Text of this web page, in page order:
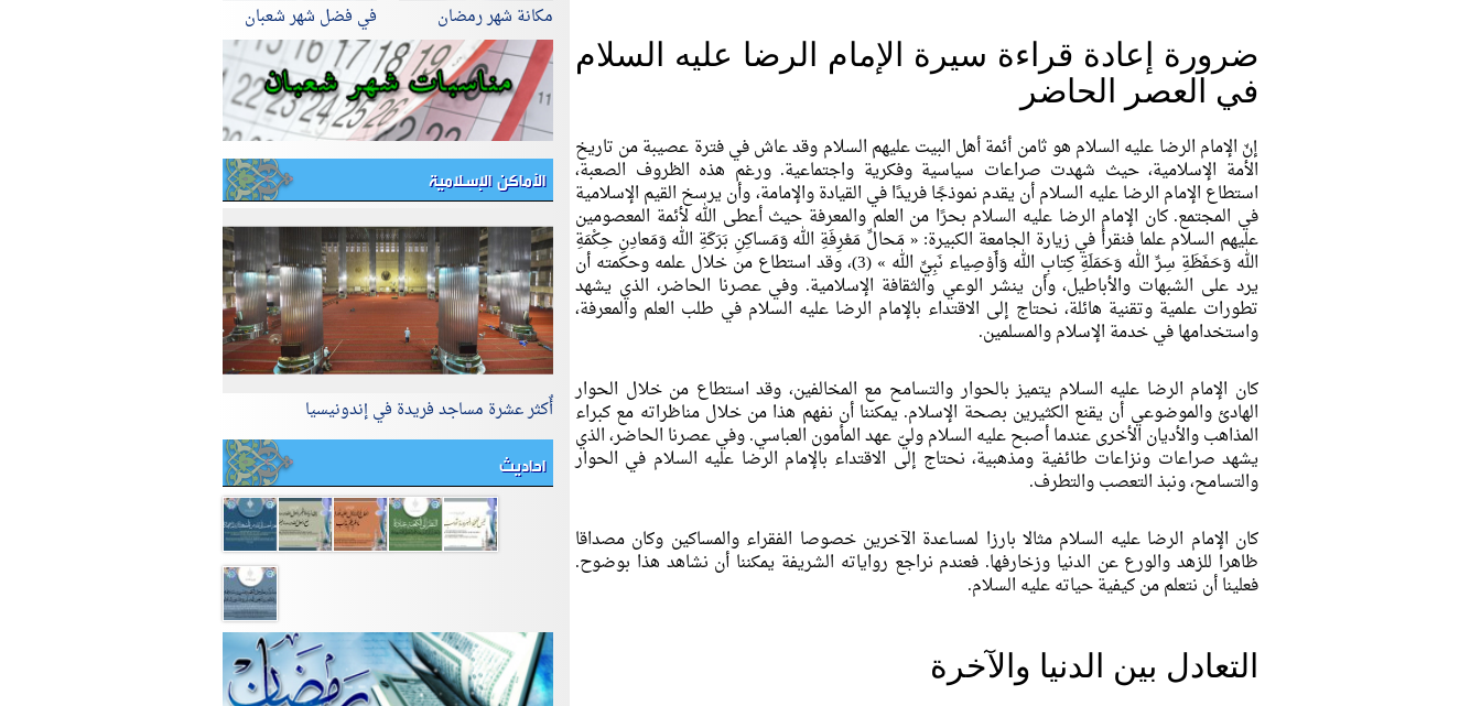
ضرورة إعادة قراءة سيرة الإمام الرضا عليه السلام
في العصر الحاضر
إنّ الإمام الرضا عليه السلام هو ثامن أئمة أهل البيت عليهم السلام وقد عاش في فترة عصيبة من تاريخ
الأمة الإسلامية، حيث شهدت صراعات سياسية وفكرية واجتماعية. ورغم هذه الظروف الصعبة،
استطاع الإمام الرضا عليه السلام أن يقدم نموذجًا فريدًا في القيادة والإمامة، وأن يرسخ القيم الإسلامية
في المجتمع. كان الإمام الرضا عليه السلام بحرًا من العلم والمعرفة حيث أعطى الله لأئمة المعصومين
عليهم السلام علما فنقرأ في زيارة الجامعة الكبيرة: «مَحالِّ مَعْرِفَةِ الله وَمَساكِنِ بَرَكَةِ الله وَمَعادِنِ حِكْمَةِ
الله وَحَفَظَةِ سِرِّ الله وَحَمَلَةِ كِتابِ الله وَأَوْصِياء نَبِيِّ الله » (3)، وقد استطاع من خلال علمه وحكمته أن
يرد على الشبهات والأباطيل، وأن ينشر الوعي والثقافة الإسلامية. وفي عصرنا الحاضر، الذي يشهد
تطورات علمية وتقنية هائلة، نحتاج إلى الاقتداء بالإمام الرضا عليه السلام في طلب العلم والمعرفة،
واستخدامها في خدمة الإسلام والمسلمين.
كان الإمام الرضا عليه السلام يتميز بالحوار والتسامح مع المخالفين، وقد استطاع من خلال الحوار
الهادئ والموضوعي أن يقنع الكثيرين بصحة الإسلام. يمكننا أن نفهم هذا من خلال مناظراته مع كبراء
المذاهب والأديان الأخرى عندما أصبح عليه السلام وليّ عهد المأمون العباسي. وفي عصرنا الحاضر، الذي
يشهد صراعات ونزاعات طائفية ومذهبية، نحتاج إلى الاقتداء بالإمام الرضا عليه السلام في الحوار
والتسامح، ونبذ التعصب والتطرف.
كان الإمام الرضا عليه السلام مثالا بارزا لمساعدة الآخرين خصوصا الفقراء والمساكين وكان مصداقا
ظاهرا للزهد والورع عن الدنيا وزخارفها. فعندم نراجع رواياته الشريفة يمكننا أن نشاهد هذا بوضوح.
فعلينا أن نتعلم من كيفية حياته عليه السلام.
التعادل بين الدنيا والآخرة
مكانة شهر رمضان في فضل شهر شعبان
الأماكن الإسلامية
أٌكثر عشرة مساجد فريدة في إندونيسيا
احاديث